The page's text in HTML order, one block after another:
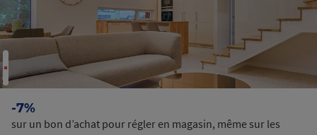
-7%
sur un bon d’achat pour régler en magasin, même sur les